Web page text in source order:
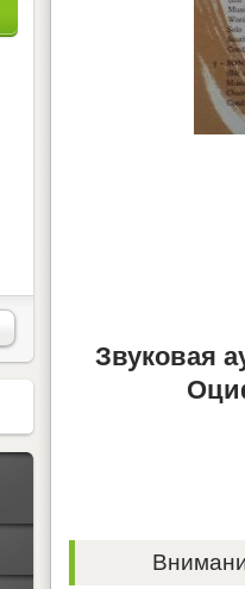
Звуковая